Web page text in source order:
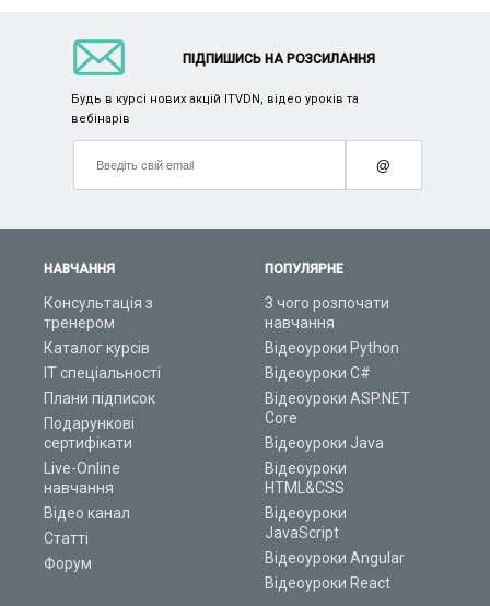
НАВЧАННЯ
Консультація з
тренером
Каталог курсів
ІТ спеціальності
Плани підписок
Подарункові
сертифікати
Live-Online
навчання
Відео канал
Статті
Форум
ПОПУЛЯРНЕ
З чого розпочати
навчання
Відеоуроки Python
Відеоуроки C#
Відеоуроки ASP.NET
Core
Відеоуроки Java
Відеоуроки
HTML&CSS
Відеоуроки
JavaScript
Відеоуроки Angular
Відеоуроки React
ПІДПИШИСЬ НА РОЗСИЛАННЯ
Будь в курсі нових акцій ITVDN, відео уроків та
вебінарів
@